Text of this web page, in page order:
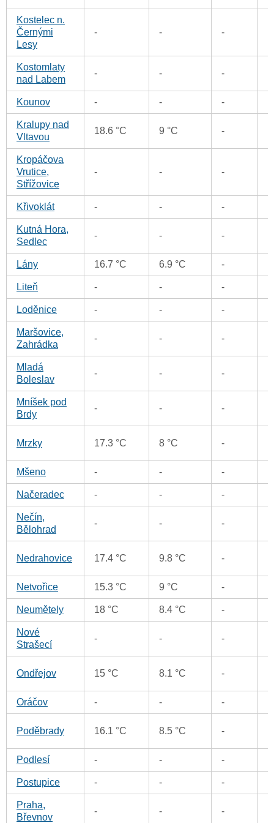
Kostelec n.
Černými
Lesy
- - -
Kostomlaty
nad Labem
- - -
Kounov - - -
Kralupy nad
Vltavou
18.6 °C 9 °C -
Kropáčova
Vrutice,
Střížovice
- - -
Křivoklát - - -
Kutná Hora,
Sedlec
- - -
Lány 16.7 °C 6.9 °C -
Liteň - - -
Loděnice - - -
Maršovice,
Zahrádka
- - -
Mladá
Boleslav
- - -
Mníšek pod
Brdy
- - -
Mrzky 17.3 °C 8 °C -
Mšeno - - -
Načeradec - - -
Nečín,
Bělohrad
- - -
Nedrahovice 17.4 °C 9.8 °C -
Netvořice 15.3 °C 9 °C -
Neumětely 18 °C 8.4 °C -
Nové
Strašecí
- - -
Ondřejov 15 °C 8.1 °C -
Oráčov - - -
Poděbrady 16.1 °C 8.5 °C -
Podlesí - - -
Postupice - - -
Praha,
Břevnov
- - -